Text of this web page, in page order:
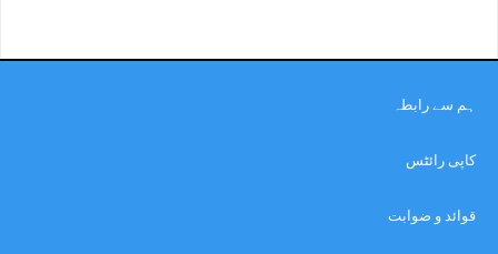
ہم سے رابطہ
کاپی رائٹس
قوائد و ضوابت